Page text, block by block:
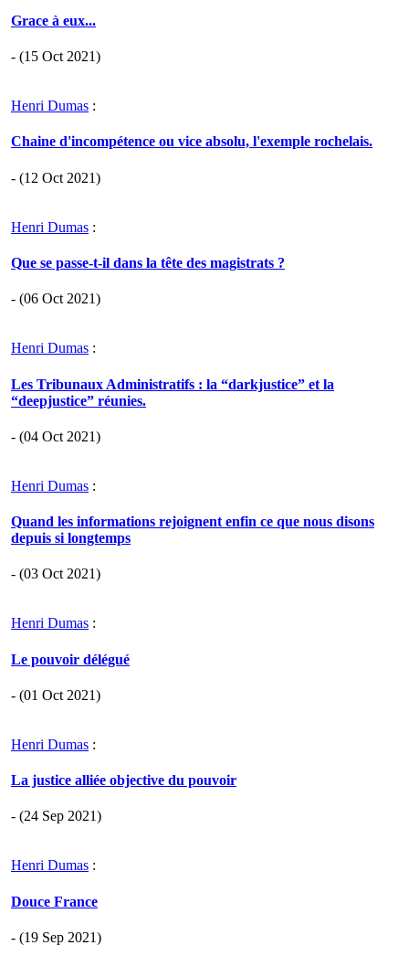
Grace à eux...
- (15 Oct 2021)
Henri Dumas :
Chaine d'incompétence ou vice absolu, l'exemple rochelais.
- (12 Oct 2021)
Henri Dumas :
Que se passe-t-il dans la tête des magistrats ?
- (06 Oct 2021)
Henri Dumas :
Les Tribunaux Administratifs : la “darkjustice” et la
“deepjustice” réunies.
- (04 Oct 2021)
Henri Dumas :
Quand les informations rejoignent enfin ce que nous disons
depuis si longtemps
- (03 Oct 2021)
Henri Dumas :
Le pouvoir délégué
- (01 Oct 2021)
Henri Dumas :
La justice alliée objective du pouvoir
- (24 Sep 2021)
Henri Dumas :
Douce France
- (19 Sep 2021)